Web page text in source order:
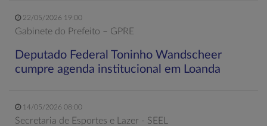
22/05/2026 19:00
Gabinete do Prefeito – GPRE
Deputado Federal Toninho Wandscheer
cumpre agenda institucional em Loanda
14/05/2026 08:00
Secretaria de Esportes e Lazer - SEEL